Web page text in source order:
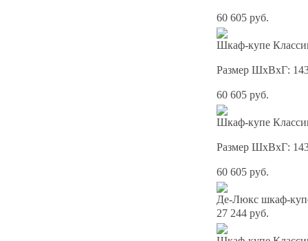
60 605 руб.
Шкаф-купе
Размер ШхВхГ:
60 605 руб.
Шкаф-купе
Размер ШхВхГ:
60 605 руб.
Де-Люкс шкаф-
27 244 руб.